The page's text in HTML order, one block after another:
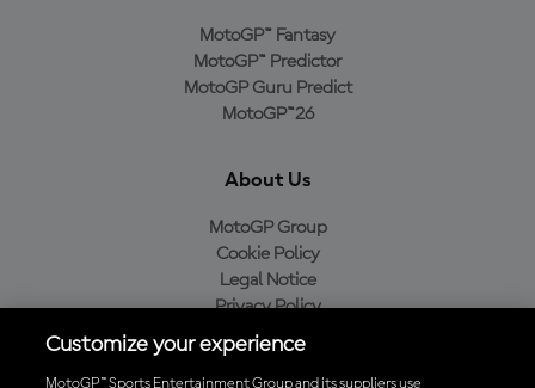
MotoGP™ Fantasy
MotoGP™ Predictor
MotoGP Guru Predict
MotoGP™26
About Us
MotoGP Group
Cookie Policy
Legal Notice
Privacy Policy
Purchase Policy
Customize your experience
MotoGP™ Sports Entertainment Group and its suppliers use